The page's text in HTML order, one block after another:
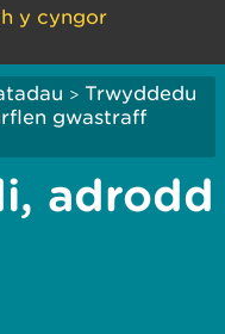
y cyngor
> Trwyddedu
gwastraff
adrodd